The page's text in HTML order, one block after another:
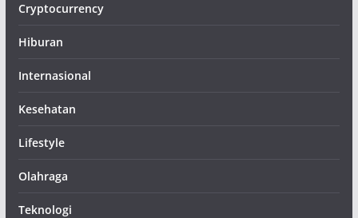
Cryptocurrency
Hiburan
Internasional
Kesehatan
Lifestyle
Olahraga
Teknologi